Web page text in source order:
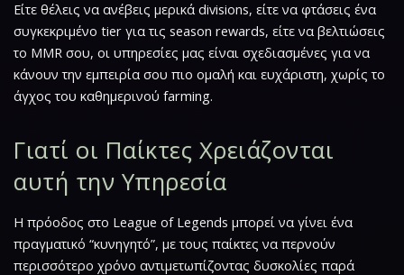
Είτε θέλεις να ανέβεις μερικά divisions, είτε να φτάσεις ένα
συγκεκριμένο tier για τις season rewards, είτε να βελτιώσεις
το MMR σου, οι υπηρεσίες μας είναι σχεδιασμένες για να
κάνουν την εμπειρία σου πιο ομαλή και ευχάριστη, χωρίς το
άγχος του καθημερινού farming.
Γιατί οι Παίκτες Χρειάζονται
αυτή την Υπηρεσία
Η πρόοδος στο League of Legends μπορεί να γίνει ένα
πραγματικό “κυνηγητό”, με τους παίκτες να περνούν
περισσότερο χρόνο αντιμετωπίζοντας δυσκολίες παρά